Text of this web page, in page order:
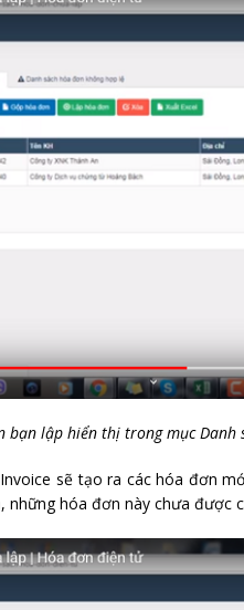
bạn lập hiển thị trong mục Danh
sẽ tạo ra các hóa đơn
những hóa đơn này chưa được